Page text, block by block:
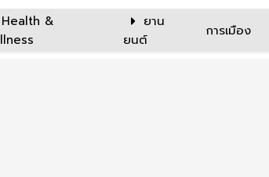
Health &
ยาน
ยนต์
การเมือง